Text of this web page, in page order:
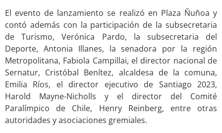
El evento de lanzamiento se realizó en Plaza Ñuñoa y
contó además con la participación de la subsecretaria
de Turismo, Verónica Pardo, la subsecretaria del
Deporte, Antonia Illanes, la senadora por la región
Metropolitana, Fabiola Campillai, el director nacional de
Sernatur, Cristóbal Benítez, alcaldesa de la comuna,
Emilia Ríos, el director ejecutivo de Santiago 2023,
Harold Mayne-Nicholls y el director del Comité
Paralímpico de Chile, Henry Reinberg, entre otras
autoridades y asociaciones gremiales.